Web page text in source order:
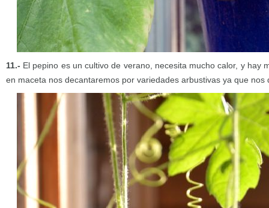
11.- El pepino es un cultivo de verano, necesita mucho calor, y hay
en maceta nos decantaremos por variedades arbustivas ya que nos